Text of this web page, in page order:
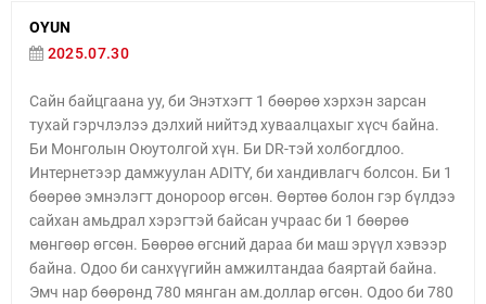
OYUN
2025.07.30
Сайн байцгаана уу, би Энэтхэгт 1 бөөрөө хэрхэн зарсан
тухай гэрчлэлээ дэлхий нийтэд хуваалцахыг хүсч байна.
Би Монголын Оюутолгой хүн. Би DR-тэй холбогдлоо.
Интернетээр дамжуулан ADITY, би хандивлагч болсон. Би 1
бөөрөө эмнэлэгт донороор өгсөн. Өөртөө болон гэр бүлдээ
сайхан амьдрал хэрэгтэй байсан учраас би 1 бөөрөө
мөнгөөр өгсөн. Бөөрөө өгсний дараа би маш эрүүл хэвээр
байна. Одоо би санхүүгийн амжилтандаа баяртай байна.
Эмч нар бөөрөнд 780 мянган ам.доллар өгсөн. Одоо би 780